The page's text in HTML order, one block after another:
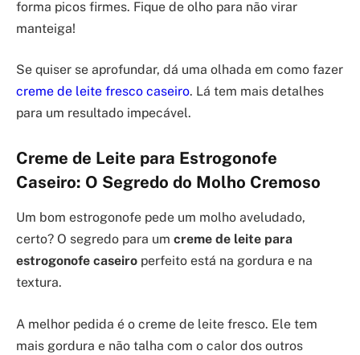
forma picos firmes. Fique de olho para não virar
manteiga!
Se quiser se aprofundar, dá uma olhada em como fazer
creme de leite fresco caseiro. Lá tem mais detalhes
para um resultado impecável.
Creme de Leite para Estrogonofe
Caseiro: O Segredo do Molho Cremoso
Um bom estrogonofe pede um molho aveludado,
certo? O segredo para um creme de leite para
estrogonofe caseiro perfeito está na gordura e na
textura.
A melhor pedida é o creme de leite fresco. Ele tem
mais gordura e não talha com o calor dos outros